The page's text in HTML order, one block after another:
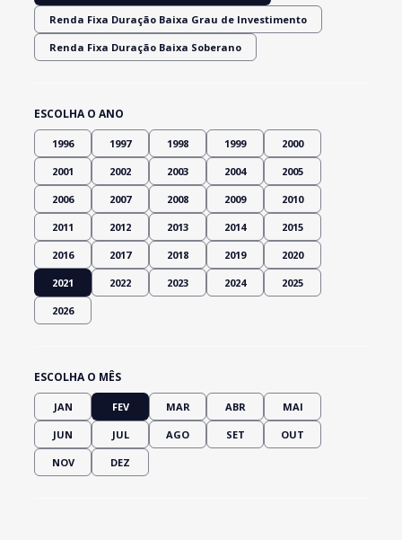
Renda Fixa Duração Baixa Grau de Investimento
Renda Fixa Duração Baixa Soberano
ESCOLHA O ANO
1996 1997 1998 1999 2000
2001 2002 2003 2004 2005
2006 2007 2008 2009 2010
2011 2012 2013 2014 2015
2016 2017 2018 2019 2020
2021 2022 2023 2024 2025
2026
ESCOLHA O MÊS
JAN FEV MAR ABR MAI
JUN JUL AGO SET OUT
NOV DEZ